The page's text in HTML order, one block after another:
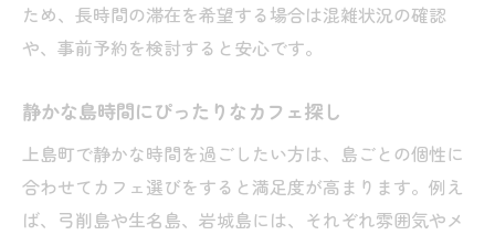
ため、長時間の滞在を希望する場合は混雑状況の確認
や、事前予約を検討すると安心です。
静かな島時間にぴったりなカフェ探し
上島町で静かな時間を過ごしたい方は、島ごとの個性に
合わせてカフェ選びをすると満足度が高まります。例え
ば、弓削島や生名島、岩城島には、それぞれ雰囲気やメ